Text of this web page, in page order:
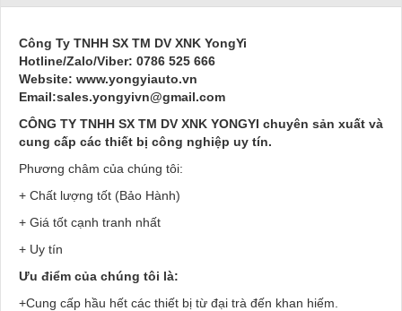
Công Ty TNHH SX TM DV XNK YongYi
Hotline/Zalo/Viber: 0786 525 666
Website: www.yongyiauto.vn
Email:sales.yongyivn@gmail.com
CÔNG TY TNHH SX TM DV XNK YONGYI chuyên sản xuất và
cung cấp các thiết bị công nghiệp uy tín.
Phương châm của chúng tôi:
+ Chất lượng tốt (Bảo Hành)
+ Giá tốt cạnh tranh nhất
+ Uy tín
Ưu điểm của chúng tôi là:
+Cung cấp hầu hết các thiết bị từ đại trà đến khan hiếm.